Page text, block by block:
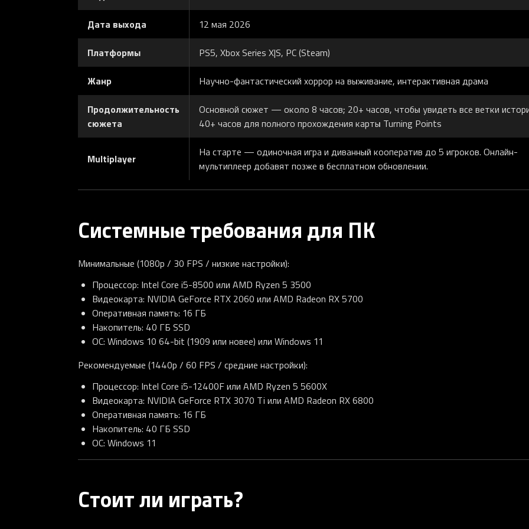
Дата выхода 12 мая 2026
Платформы PS5, Xbox Series X|S, PC (Steam)
Жанр Научно-фантастический хоррор на выживание, интерактивная драма
Продолжительность
сюжета
Основной сюжет — около 8 часов; 20+ часов, чтобы увидеть все ветки
40+ часов для полного прохождения карты Turning Points
Multiplayer
На старте — одиночная игра и диванный кооператив до 5 игроков. Онлайн-
мультиплеер добавят позже в бесплатном обновлении.
Системные требования для ПК
Минимальные (1080p / 30 FPS / низкие настройки):
Процессор: Intel Core i5-8500 или AMD Ryzen 5 3500
Видеокарта: NVIDIA GeForce RTX 2060 или AMD Radeon RX 5700
Оперативная память: 16 ГБ
Накопитель: 40 ГБ SSD
ОС: Windows 10 64-bit (1909 или новее) или Windows 11
Рекомендуемые (1440p / 60 FPS / средние настройки):
Процессор: Intel Core i5-12400F или AMD Ryzen 5 5600X
Видеокарта: NVIDIA GeForce RTX 3070 Ti или AMD Radeon RX 6800
Оперативная память: 16 ГБ
Накопитель: 40 ГБ SSD
ОС: Windows 11
Стоит ли играть?